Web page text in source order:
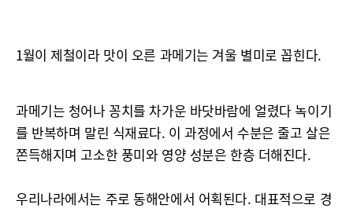
1월이 제철이라 맛이 오른 과메기는 겨울 별미로 꼽힌다.
과메기는 청어나 꽁치를 차가운 바닷바람에 얼렸다 녹이기
를 반복하며 말린 식재료다. 이 과정에서 수분은 줄고 살은
쫀득해지며 고소한 풍미와 영양 성분은 한층 더해진다.
우리나라에서는 주로 동해안에서 어획된다. 대표적으로 경